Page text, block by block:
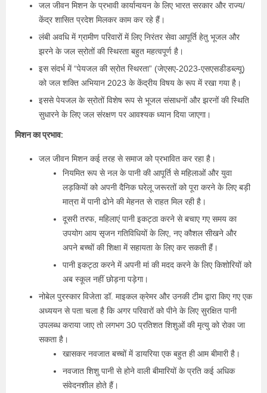
जल जीवन मिशन के प्रभावी कार्यान्वयन के लिए भारत सरकार और राज्य/
केंद्र शासित प्रदेश मिलकर काम कर रहे हैं।
लंबी अवधि में ग्रामीण परिवारों में लिए निरंतर सेवा आपूर्ति हेतु भूजल और
झरने के जल स्रोतों की स्थिरता बहुत महत्वपूर्ण है।
इस संदर्भ में “पेयजल की स्रोत स्थिरता” (जेएसए-2023-एसएसडीडब्‍ल्‍यू)
को जल शक्ति अभियान 2023 के केंद्रीय विषय के रूप में रखा गया है।
इससे पेयजल के स्रोतों विशेष रूप से भूजल संसाधनों और झरनों की स्थिति
सुधारने के लिए जल संरक्षण पर आवश्यक ध्यान दिया जाएगा।
मिशन का प्रभाव:
जल जीवन मिशन कई तरह से समाज को प्रभावित कर रहा है।
नियमित रूप से नल के पानी की आपूर्ति से महिलाओं और युवा
लड़कियों को अपनी दैनिक घरेलू जरूरतों को पूरा करने के लिए बड़ी
मात्रा में पानी ढोने की मेहनत से राहत मिल रही है।
दूसरी तरफ, महिलाएं पानी इकट्ठा करने से बचाए गए समय का
उपयोग आय सृजन गतिविधियों के लिए, नए कौशल सीखने और
अपने बच्चों की शिक्षा में सहायता के लिए कर सकती हैं।
पानी इकट्ठा करने में अपनी मां की मदद करने के लिए किशोरियों को
अब स्कूल नहीं छोड़ना पड़ेगा।
नोबेल पुरस्कार विजेता डॉ. माइकल क्रेमर और उनकी टीम द्वारा किए गए एक
अध्ययन से पता चला है कि अगर परिवारों को पीने के लिए सुरक्षित पानी
उपलब्ध कराया जाए तो लगभग 30 प्रतिशत शिशुओं की मृत्यु को रोका जा
सकता है।
खासकर नवजात बच्चों में डायरिया एक बहुत ही आम बीमारी है।
नवजात शिशु पानी से होने वाली बीमारियों के प्रति कई अधिक
संवेदनशील होते हैं।